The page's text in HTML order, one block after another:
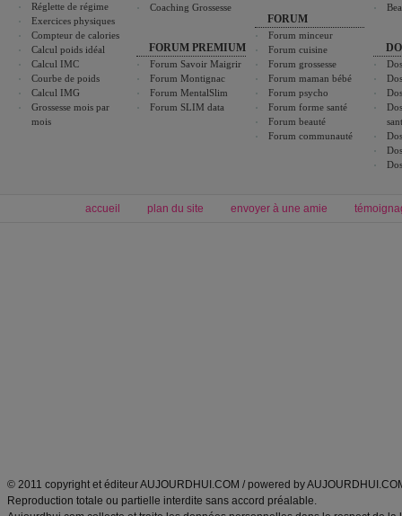
Réglette de régime
Exercices physiques
Compteur de calories
Calcul poids idéal
Calcul IMC
Courbe de poids
Calcul IMG
Grossesse mois par
mois
Coaching Grossesse
FORUM PREMIUM
Forum Savoir Maigrir
Forum Montignac
Forum MentalSlim
Forum SLIM data
FORUM
Forum minceur
Forum cuisine
Forum grossesse
Forum maman bébé
Forum psycho
Forum forme santé
Forum beauté
Forum communauté
accueil plan du site envoyer à une amie
© 2011 copyright et éditeur AUJOURDHUI.COM / powered by
Reproduction totale ou partielle interdite sans accord préalable.